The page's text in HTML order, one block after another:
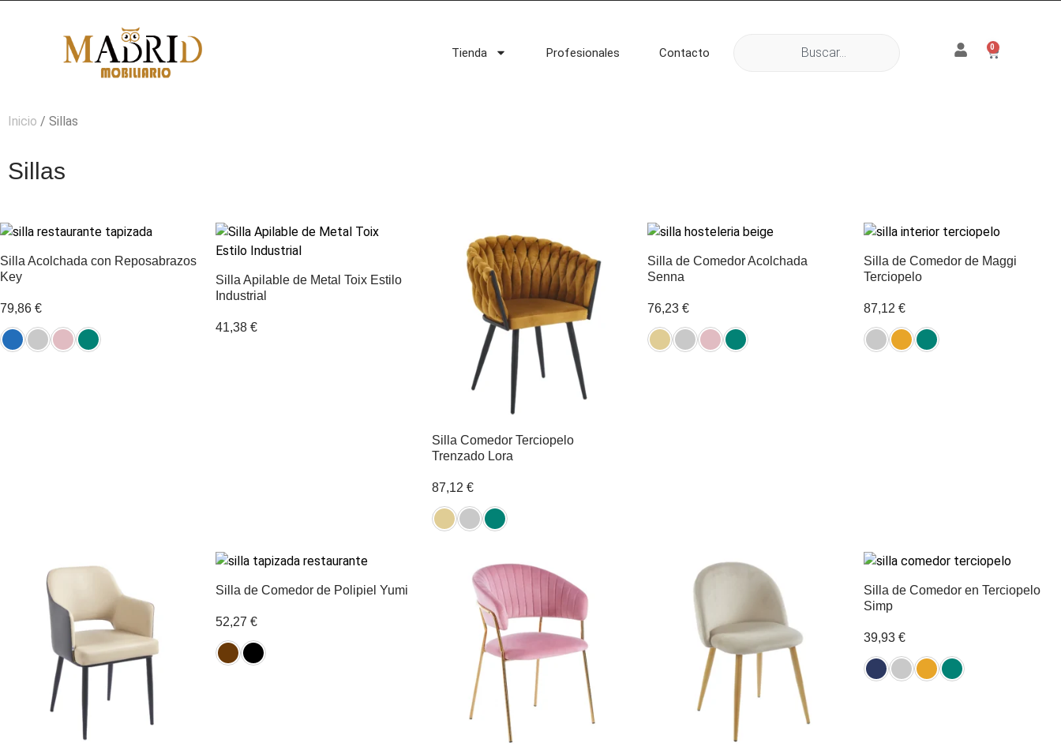
Tienda Profesionales Contacto 0
Inicio / Sillas
Sillas
Silla Acolchada con Reposabrazos
Key
79,86 €
Silla Apilable de Metal Toix Estilo
Industrial
41,38€
Silla Comedor Terciopelo
Trenzado Lora
87,12 €
Silla de Comedor Acolchada
Senna
76,23€
Silla de Comedor de Maggi
Terciopelo
87,12 €
Silla de Comedor de Polipiel Yumi
52,27€
Silla de Comedor en Terciopelo
Simp
39,93 €